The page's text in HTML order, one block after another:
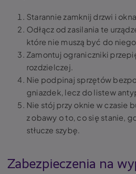
Starannie zamknij drzwi i
Odłącz od zasilania te
które nie muszą być do
Zamontuj ograniczniki
rozdzielczej.
Nie podpinaj sprzętów
gniazdek, lecz do listew
Nie stój przy oknie w czasie
z obawy o to, co się stanie,
stłucze szybę.
Zabezpieczenia na